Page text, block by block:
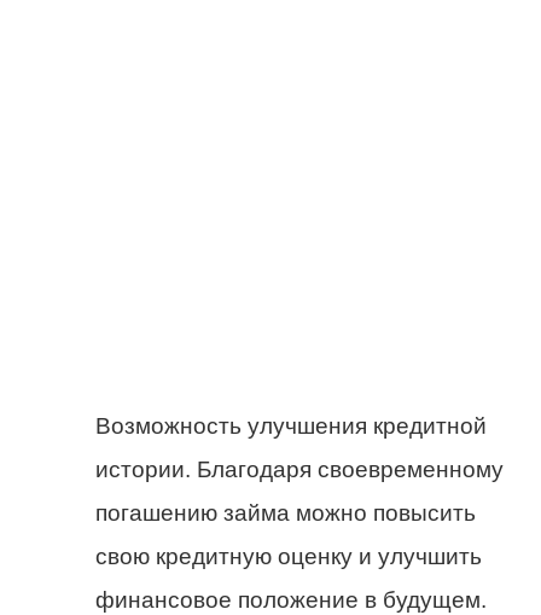
Возможность улучшения кредитной
истории. Благодаря своевременному
погашению займа можно повысить
свою кредитную оценку и улучшить
финансовое положение в будущем.